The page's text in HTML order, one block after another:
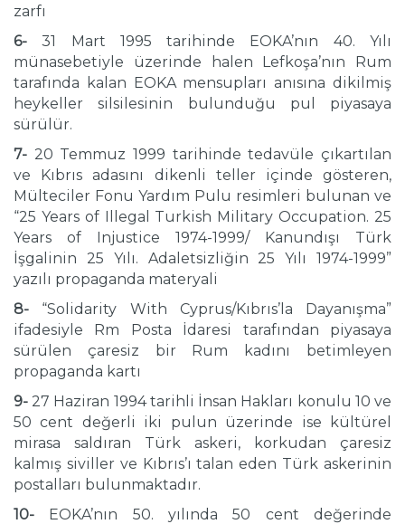
zarfı
6- 31 Mart 1995 tarihinde EOKA’nın 40. Yılı
münasebetiyle üzerinde halen Lefkoşa’nın Rum
tarafında kalan EOKA mensupları anısına dikilmiş
heykeller silsilesinin bulunduğu pul piyasaya
sürülür.
7- 20 Temmuz 1999 tarihinde tedavüle çıkartılan
ve Kıbrıs adasını dikenli teller içinde gösteren,
Mülteciler Fonu Yardım Pulu resimleri bulunan ve
“25 Years of Illegal Turkish Military Occupation. 25
Years of Injustice 1974-1999/ Kanundışı Türk
İşgalinin 25 Yılı. Adaletsizliğin 25 Yılı 1974-1999”
yazılı propaganda materyali
8- “Solidarity With Cyprus/Kıbrıs’la Dayanışma”
ifadesiyle Rm Posta İdaresi tarafından piyasaya
sürülen çaresiz bir Rum kadını betimleyen
propaganda kartı
9- 27 Haziran 1994 tarihli İnsan Hakları konulu 10 ve
50 cent değerli iki pulun üzerinde ise kültürel
mirasa saldıran Türk askeri, korkudan çaresiz
kalmış siviller ve Kıbrıs’ı talan eden Türk askerinin
postalları bulunmaktadır.
10- EOKA’nın 50. yılında 50 cent değerinde